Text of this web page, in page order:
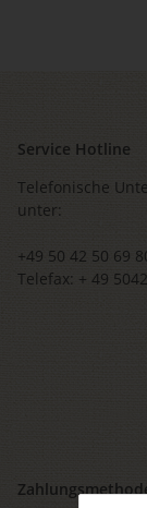
Service Hotline
Telefonische
unter:
+49 50 42 50 69
Telefax: + 49